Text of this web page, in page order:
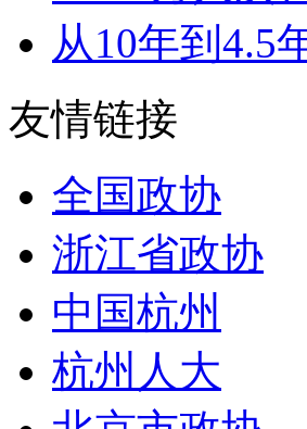
从10年到4.5
友情链接
全国政协
浙江省政协
中国杭州
杭州人大